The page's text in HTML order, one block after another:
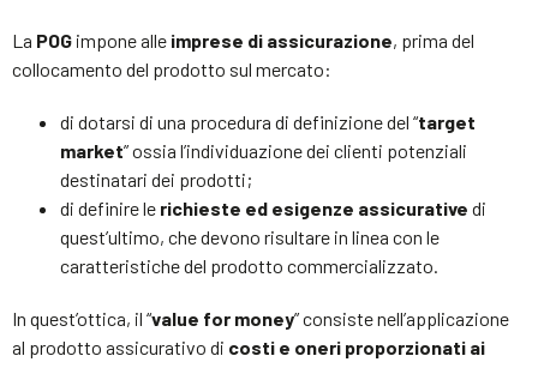
La POG impone alle imprese di assicurazione, prima del
collocamento del prodotto sul mercato:
di dotarsi di una procedura di definizione del “target
market” ossia l’individuazione dei clienti potenziali
destinatari dei prodotti;
di definire le richieste ed esigenze assicurative di
quest’ultimo, che devono risultare in linea con le
caratteristiche del prodotto commercializzato.
In quest’ottica, il “value for money” consiste nell’applicazione
al prodotto assicurativo di costi e oneri proporzionati ai